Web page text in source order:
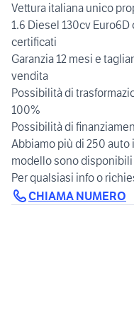
Vettura italiana unico
1.6 Diesel 130cv
certificati
Garanzia 12 mesi e
vendita
Possibilità di
100%
Possibilità di
Abbiamo più di 250
modello sono
Per qualsiasi info o
CHIAMA NUMERO